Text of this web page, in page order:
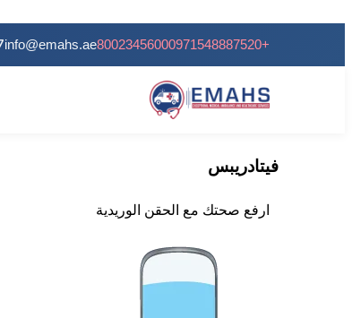
+971548887520
80023456000
info@emahs.ae
فيتادريبس
ارفع صحتك مع الحقن الوريدية